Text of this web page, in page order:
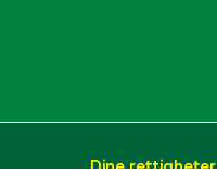
Dine rettigheter